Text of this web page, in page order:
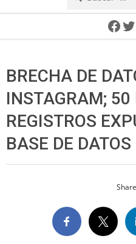
BRECHA DE
INSTAGRAM; 50
REGISTROS
BASE DE DATOS